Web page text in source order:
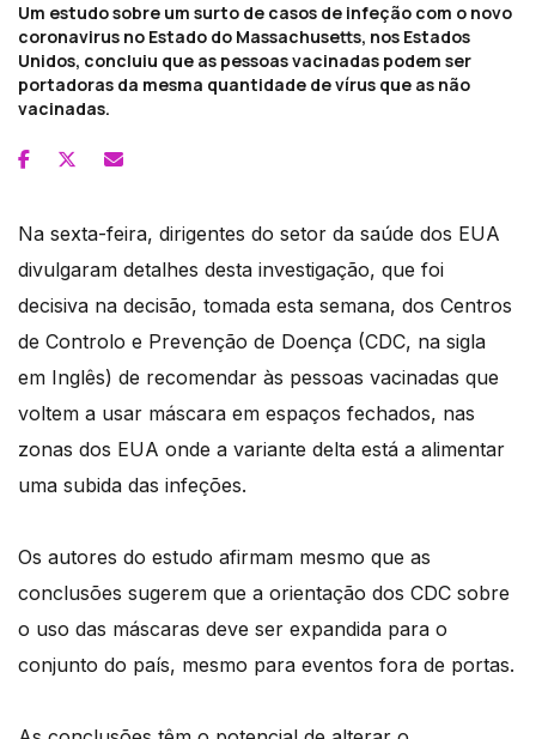
Um estudo sobre um surto de casos de infeção com o novo
coronavirus no Estado do Massachusetts, nos Estados
Unidos, concluiu que as pessoas vacinadas podem ser
portadoras da mesma quantidade de vírus que as não
vacinadas.
Na sexta-feira, dirigentes do setor da saúde dos EUA
divulgaram detalhes desta investigação, que foi
decisiva na decisão, tomada esta semana, dos Centros
de Controlo e Prevenção de Doença (CDC, na sigla
em Inglês) de recomendar às pessoas vacinadas que
voltem a usar máscara em espaços fechados, nas
zonas dos EUA onde a variante delta está a alimentar
uma subida das infeções.
Os autores do estudo afirmam mesmo que as
conclusões sugerem que a orientação dos CDC sobre
o uso das máscaras deve ser expandida para o
conjunto do país, mesmo para eventos fora de portas.